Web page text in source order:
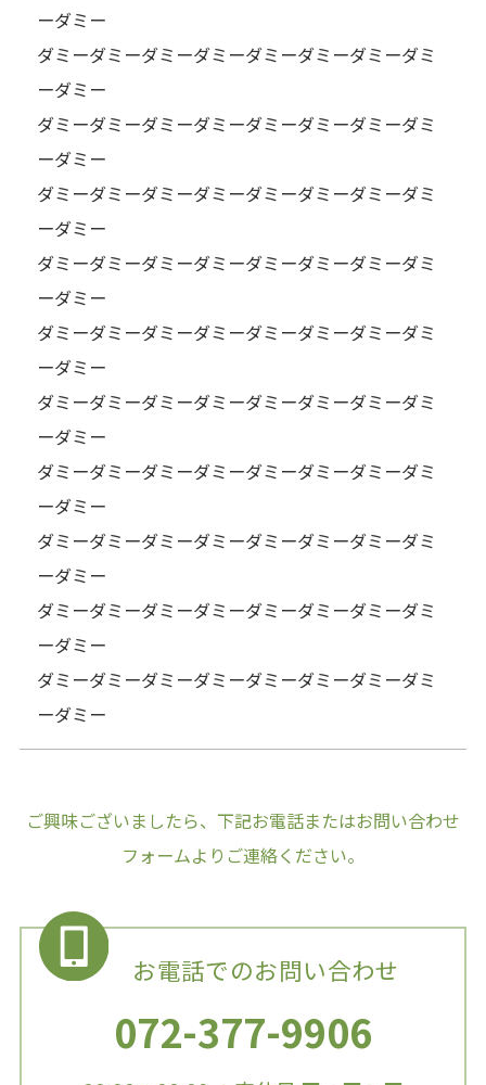
ーダミー
ダミーダミーダミーダミーダミーダミーダミーダミ
ーダミー
ダミーダミーダミーダミーダミーダミーダミーダミ
ーダミー
ダミーダミーダミーダミーダミーダミーダミーダミ
ーダミー
ダミーダミーダミーダミーダミーダミーダミーダミ
ーダミー
ダミーダミーダミーダミーダミーダミーダミーダミ
ーダミー
ダミーダミーダミーダミーダミーダミーダミーダミ
ーダミー
ダミーダミーダミーダミーダミーダミーダミーダミ
ーダミー
ダミーダミーダミーダミーダミーダミーダミーダミ
ーダミー
ダミーダミーダミーダミーダミーダミーダミーダミ
ーダミー
ダミーダミーダミーダミーダミーダミーダミーダミ
ーダミー
ご興味ございましたら、下記お電話またはお問い合わせ
フォームよりご連絡ください。
お電話でのお問い合わせ
072-377-9906